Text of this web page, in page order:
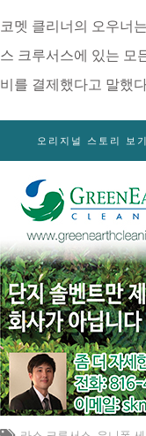
코멧 클리너의 오우너
스 크루서스에 있는 모
비를 결제했다고 말했
오리지널 스토리 보기